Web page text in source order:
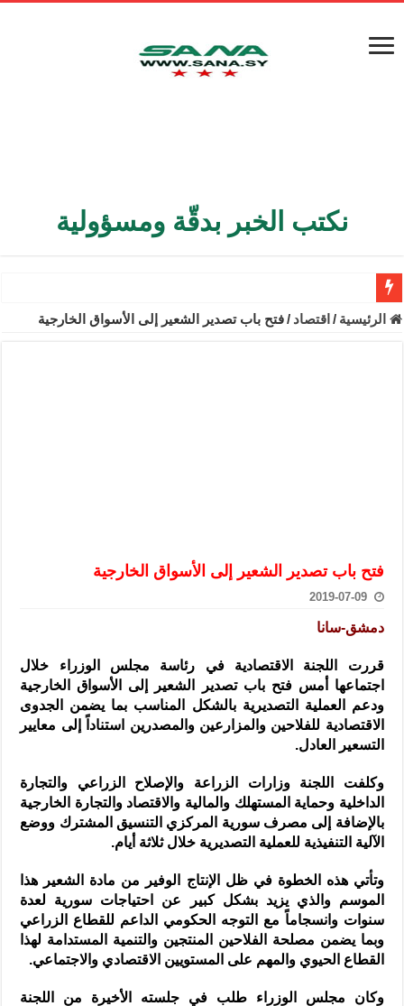
نكتب الخبر بدقّة ومسؤولية
الأمن الداخلي يعثر على مقبرة جماعية في ريف اللاذقية تضم 9 جثامين
الداخلية: منفذ تفجير حي الميسر بحلب صاحب سوابق ومدمن مخدرات
سوريا تبحث مع الإيسيسكو التعاون في البحث العلمي وحماية التراث
الرئيسية / اقتصاد /فتح باب تصدير الشعير إلى الأسواق الخارجية
فتح باب تصدير الشعير إلى الأسواق الخارجية
2019-07-09
دمشق-سانا
قررت اللجنة الاقتصادية في رئاسة مجلس الوزراء خلال
اجتماعها أمس فتح باب تصدير الشعير إلى الأسواق الخارجية
ودعم العملية التصديرية بالشكل المناسب بما يضمن الجدوى
الاقتصادية للفلاحين والمزارعين والمصدرين استناداً إلى معايير
التسعير العادل.
وكلفت اللجنة وزارات الزراعة والإصلاح الزراعي والتجارة
الداخلية وحماية المستهلك والمالية والاقتصاد والتجارة الخارجية
بالإضافة إلى مصرف سورية المركزي التنسيق المشترك ووضع
الآلية التنفيذية للعملية التصديرية خلال ثلاثة أيام.
وتأتي هذه الخطوة في ظل الإنتاج الوفير من مادة الشعير هذا
الموسم والذي يزيد بشكل كبير عن احتياجات سورية لعدة
سنوات وانسجاماً مع التوجه الحكومي الداعم للقطاع الزراعي
وبما يضمن مصلحة الفلاحين المنتجين والتنمية المستدامة لهذا
القطاع الحيوي والمهم على المستويين الاقتصادي والاجتماعي.
وكان مجلس الوزراء طلب في جلسته الأخيرة من اللجنة